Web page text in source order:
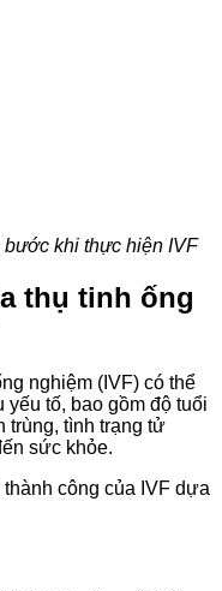
khi thực hiện IVF
thụ tinh ống
nghiệm (IVF) có thể
yếu tố, bao gồm độ tuổi
trùng, tình trạng tử
sức khỏe.
công của IVF dựa